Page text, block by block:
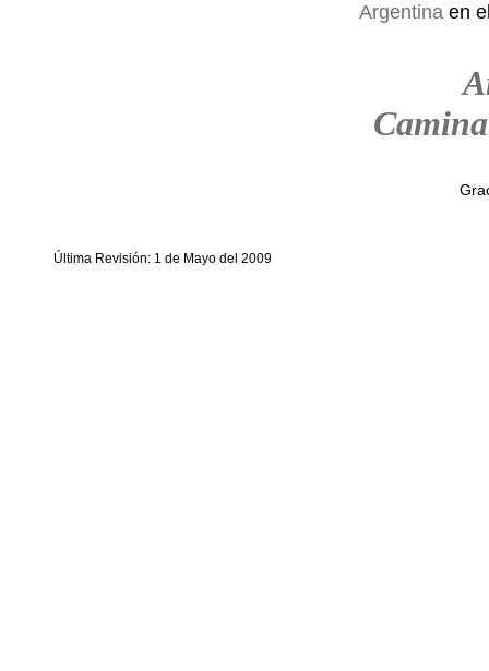
Argentina en
Última Revisión: 1 de Mayo del 2009